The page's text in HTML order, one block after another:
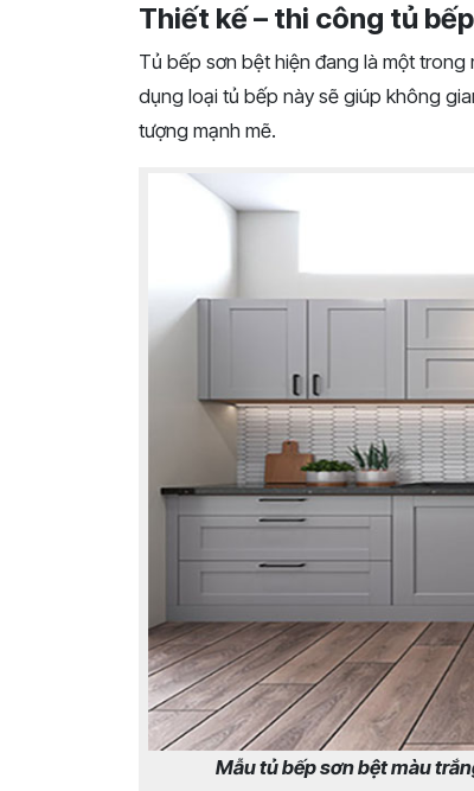
Thiết kế – thi công tủ
Tủ bếp sơn bệt hiện đang là một
dụng loại tủ bếp này sẽ giúp không
tượng mạnh mẽ.
Mẫu tủ bếp sơn bệt màu